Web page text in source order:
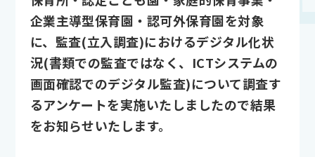
企業主導型保育園・認可外保育園を対象
に、監査(立入調査)におけるデジタル化状
況(書類での監査ではなく、ICTシステムの
画面確認でのデジタル監査)について調査す
るアンケートを実施いたしましたので結果
をお知らせいたします。